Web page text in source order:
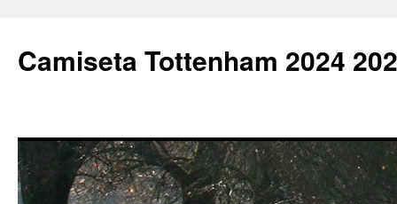
Camiseta Tottenham 2024